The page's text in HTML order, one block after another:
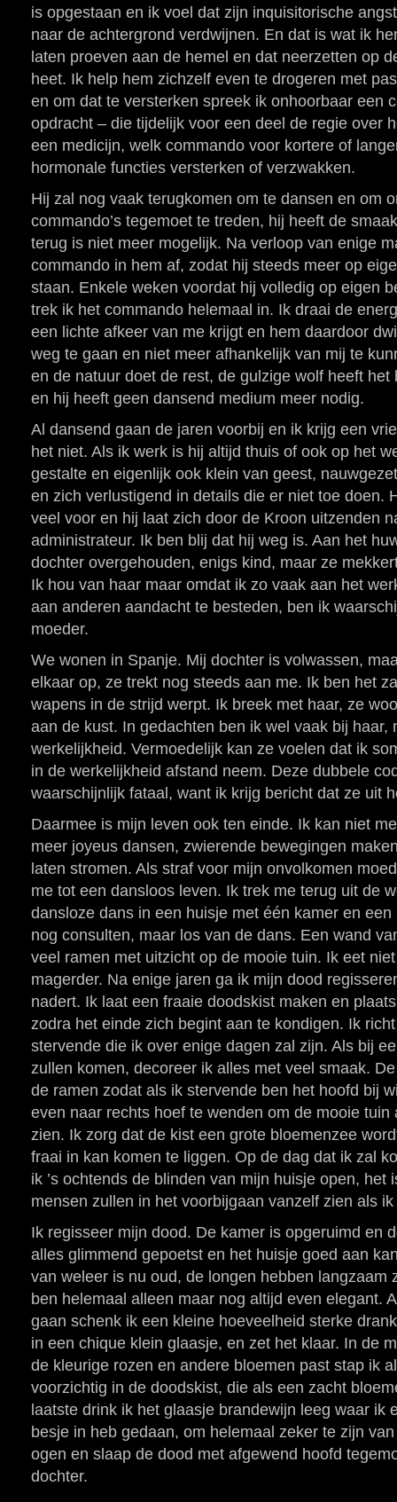
is opgestaan en ik voel dat zijn inquisitorische
naar de achtergrond verdwijnen. En dat is wat ik
laten proeven aan de hemel en dat neerzetten op
heet. Ik help hem zichzelf even te drogeren met
en om dat te versterken spreek ik onhoorbaar een
opdracht – die tijdelijk voor een deel de regie over
een medicijn, welk commando voor kortere of
hormonale functies versterken of verzwakken.
Hij zal nog vaak terugkomen om te dansen en om
commando’s tegemoet te treden, hij heeft de
terug is niet meer mogelijk. Na verloop van enige
commando in hem af, zodat hij steeds meer op
staan. Enkele weken voordat hij volledig op eigen
trek ik het commando helemaal in. Ik draai de
een lichte afkeer van me krijgt en hem daardoor
weg te gaan en niet meer afhankelijk van mij te
en de natuur doet de rest, de gulzige wolf heeft het
en hij heeft geen dansend medium meer nodig.
Al dansend gaan de jaren voorbij en ik krijg een
het niet. Als ik werk is hij altijd thuis of ook op het
gestalte en eigenlijk ook klein van geest,
en zich verlustigend in details die er niet toe doen.
veel voor en hij laat zich door de Kroon uitzenden
administrateur. Ik ben blij dat hij weg is. Aan het
dochter overgehouden, enigs kind, maar ze
Ik hou van haar maar omdat ik zo vaak aan het
aan anderen aandacht te besteden, ben ik
moeder.
We wonen in Spanje. Mij dochter is volwassen,
elkaar op, ze trekt nog steeds aan me. Ik ben het
wapens in de strijd werpt. Ik breek met haar, ze
aan de kust. In gedachten ben ik wel vaak bij haar,
werkelijkheid. Vermoedelijk kan ze voelen dat ik
in de werkelijkheid afstand neem. Deze dubbele
waarschijnlijk fataal, want ik krijg bericht dat ze uit
Daarmee is mijn leven ook ten einde. Ik kan niet
meer joyeus dansen, zwierende bewegingen
laten stromen. Als straf voor mijn onvolkomen
me tot een dansloos leven. Ik trek me terug uit de
dansloze dans in een huisje met één kamer en
nog consulten, maar los van de dans. Een wand
veel ramen met uitzicht op de mooie tuin. Ik eet
magerder. Na enige jaren ga ik mijn dood
nadert. Ik laat een fraaie doodskist maken en
zodra het einde zich begint aan te kondigen. Ik
stervende die ik over enige dagen zal zijn. Als bij
zullen komen, decoreer ik alles met veel smaak.
de ramen zodat als ik stervende ben het hoofd bij
even naar rechts hoef te wenden om de mooie tuin
zien. Ik zorg dat de kist een grote bloemenzee
fraai in kan komen te liggen. Op de dag dat ik zal
ik ’s ochtends de blinden van mijn huisje open, het
mensen zullen in het voorbijgaan vanzelf zien als
Ik regisseer mijn dood. De kamer is opgeruimd en
alles glimmend gepoetst en het huisje goed aan
van weleer is nu oud, de longen hebben langzaam
ben helemaal alleen maar nog altijd even elegant.
gaan schenk ik een kleine hoeveelheid sterke
in een chique klein glaasje, en zet het klaar. In de
de kleurige rozen en andere bloemen past stap ik
voorzichtig in de doodskist, die als een zacht
laatste drink ik het glaasje brandewijn leeg waar ik
besje in heb gedaan, om helemaal zeker te zijn
ogen en slaap de dood met afgewend hoofd
dochter.